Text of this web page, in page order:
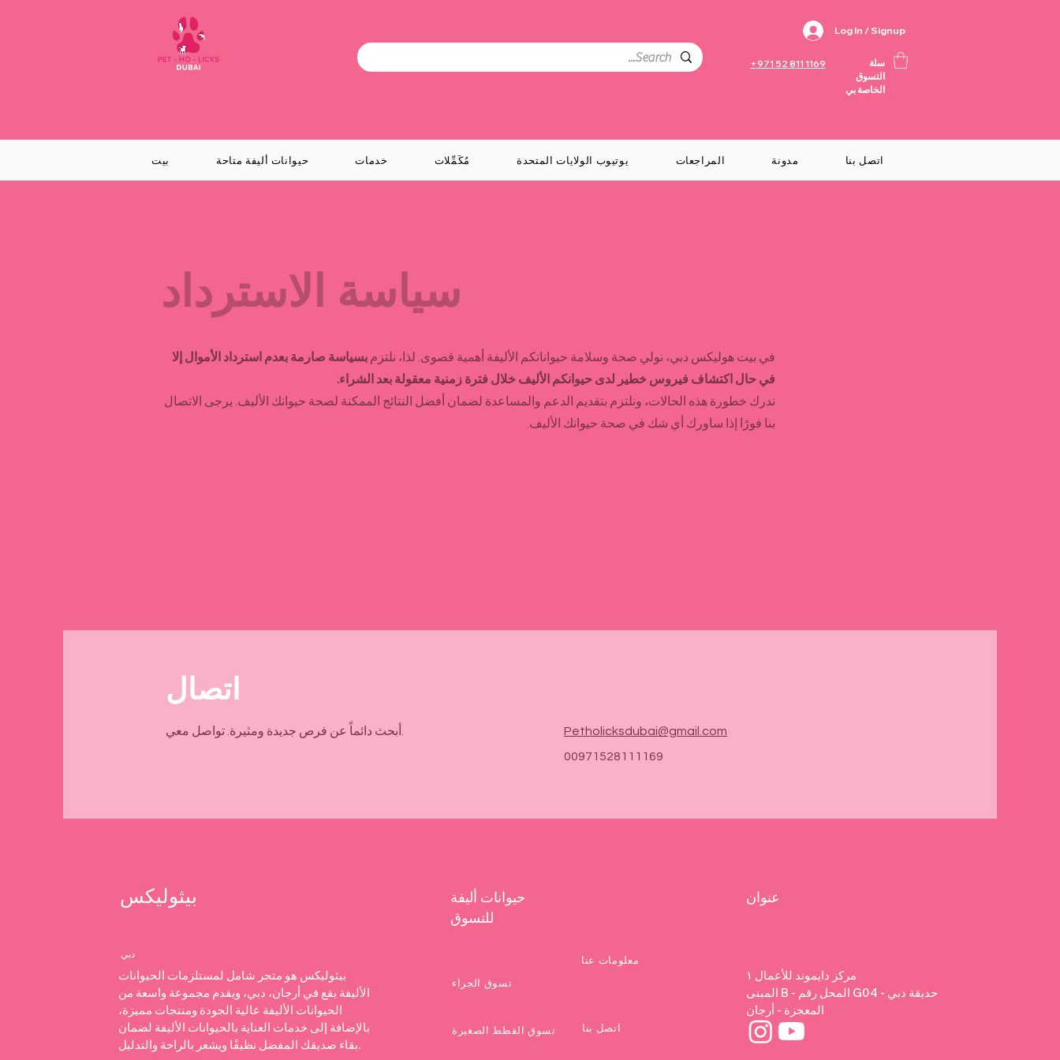
Log In / Signup
+971 52 811 1169
سلة
التسوق
الخاصة بي
بيت حيوانات أليفة متاحة خدمات مُكَمِّلات يوتيوب الولايات المتحدة المراجعات مدونة اتصل بنا
سياسة الاسترداد
في بيت هوليكس دبي، نولي صحة وسلامة حيواناتكم الأليفة أهمية قصوى. لذا، نلتزم بسياسة صارمة بعدم استرداد الأموال إلا
في حال اكتشاف فيروس خطير لدى حيوانكم الأليف خلال فترة زمنية معقولة بعد الشراء.
ندرك خطورة هذه الحالات، ونلتزم بتقديم الدعم والمساعدة لضمان أفضل النتائج الممكنة لصحة حيوانك الأليف. يرجى الاتصال
بنا فورًا إذا ساورك أي شك في صحة حيوانك الأليف.
اتصال
Petholicksdubai@gmail.com
00971528111169
بيثوليكس
حيوانات أليفة
للتسوق
عنوان
دبي
بيثوليكس هو متجر شامل لمستلزمات الحيوانات
الأليفة يقع في أرجان، دبي، ويقدم مجموعة واسعة من
الحيوانات الأليفة عالية الجودة ومنتجات مميزة،
بالإضافة إلى خدمات العناية بالحيوانات الأليفة لضمان
بقاء صديقك المفضل نظيفًا ويشعر بالراحة والتدليل.
تسوق الجراء
تسوق القطط الصغيرة اتصل بنا
مركز دايموند للأعمال ١
المبنى B - المحل رقم G04 - حديقة دبي
المعجزة - أرجان
معلومات عنا